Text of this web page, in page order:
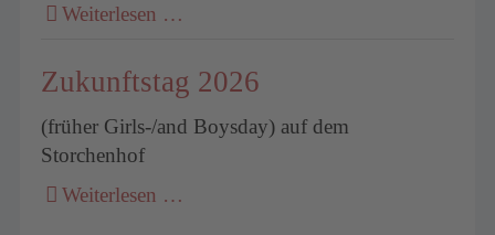
Weiterlesen …
Zukunftstag 2026
(früher Girls-/and Boysday) auf dem
Storchenhof
Weiterlesen …